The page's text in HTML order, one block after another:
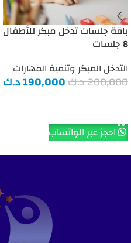
باقة جلسات تدخل مبكر للأطفال
8 جلسات
التدخل المبكر وتنمية المهارات
200,000د.ك190,000د.ك
احجز عبر الواتساب